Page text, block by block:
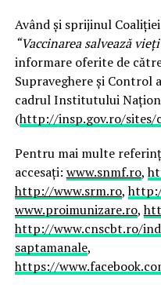
Având şi sprijinul
“Vaccinarea salvează
informare oferite de
Supraveghere şi Control
cadrul Institutului
(http://insp.gov.ro/sites/
Pentru mai multe
accesaţi: www.snmf.ro,
http://www.srm.ro,
www.proimunizare.ro,
http://www.cnscbt.ro/
saptamanale,
https://